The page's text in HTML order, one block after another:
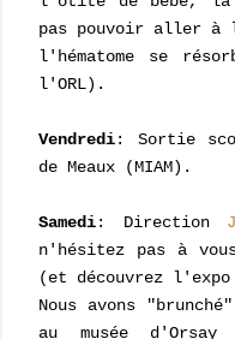
pas pouvoir aller à
l'hématome se
l'ORL).
Vendredi: Sortie
de Meaux (MIAM).
Samedi: Direction
n'hésitez pas à
(et découvrez
Nous avons
au musée d'Orsay